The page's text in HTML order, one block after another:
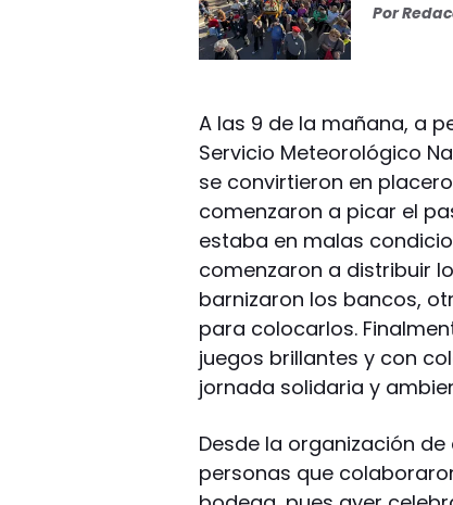
Por
A las 9 de la mañana, a
Servicio Meteorológico
se convirtieron en
comenzaron a picar el
estaba en malas
comenzaron a distribuir
barnizaron los bancos,
para colocarlos.
juegos brillantes y con
jornada solidaria y
Desde la organización
personas que